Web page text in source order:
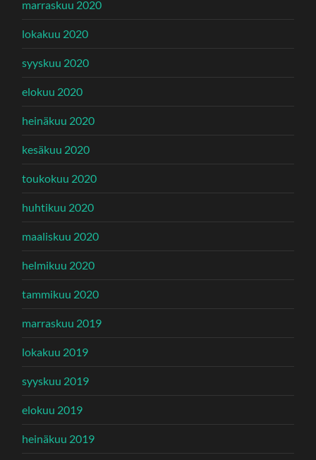
marraskuu 2020
lokakuu 2020
syyskuu 2020
elokuu 2020
heinäkuu 2020
kesäkuu 2020
toukokuu 2020
huhtikuu 2020
maaliskuu 2020
helmikuu 2020
tammikuu 2020
marraskuu 2019
lokakuu 2019
syyskuu 2019
elokuu 2019
heinäkuu 2019